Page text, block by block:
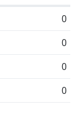
0
0
0
0